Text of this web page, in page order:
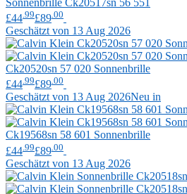
£44 .99£89 .00
Geschätzt von 13 Aug 2026
Ck20520sn 57 020 Sonnenbrille
£44 .99£89 .00
Geschätzt von 13 Aug 2026Neu in
Ck19568sn 58 601 Sonnenbrille
£44 .99£89 .00
Geschätzt von 13 Aug 2026